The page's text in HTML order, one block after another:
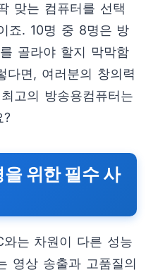
맞는 컴퓨터를 선택
죠. 10명 중 8명은 방
골라야 할지 막막함
다면, 여러분의 창의력
고의 방송용컴퓨터는
?
위한 필수 사
는 차원이 다른 성능
영상 송출과 고품질의